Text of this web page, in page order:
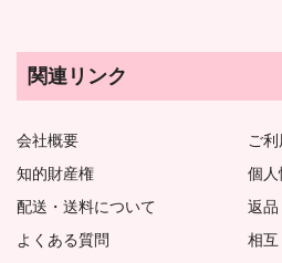
関連リンク
会社概要
ご
知的財産権
個人
配送・送料について
返品
よくある質問
相互